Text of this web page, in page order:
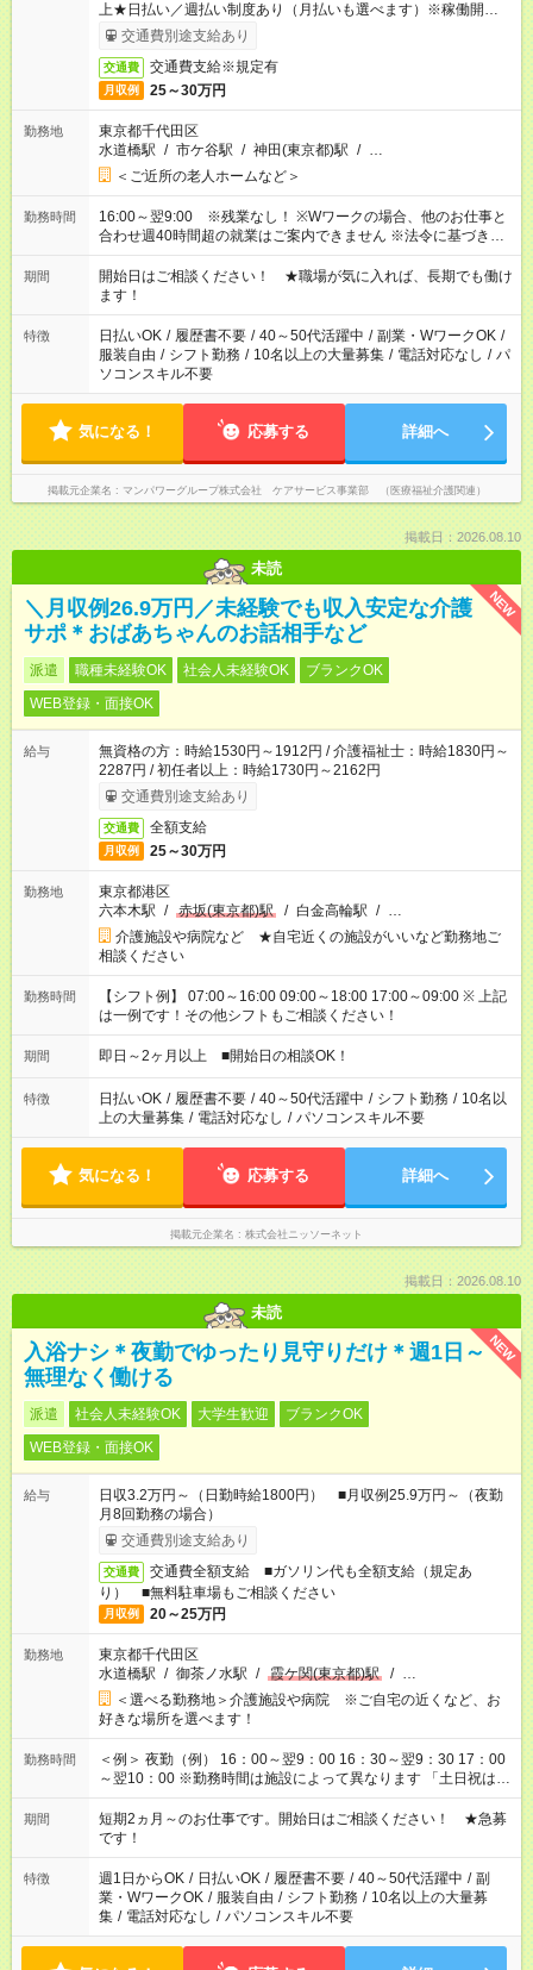
上★日払い／週払い制度あり（月払いも選べます）※稼働開始時
は手続き完了次第のお支払いとなります。
交通費別途支給あり
交通費 交通費支給※規定有
月収例 25～30万円
勤務地
東京都千代田区
水道橋駅 / 市ケ谷駅 / 神田(東京都)駅 / …
＜ご近所の老人ホームなど＞
勤務時間
16:00～翌9:00 ※残業なし！ ※Wワークの場合、他のお仕事と
合わせ週40時間超の就業はご案内できません ※法令に基づき、
週20時間以上勤務は社会保険への加入対象となります ※労働者
派遣法（日雇い派遣の原則禁止）により、短時間・短期間の就
業はご案内が難しい場合があります
期間
開始日はご相談ください！ ★職場が気に入れば、長期でも働け
ます！
特徴 日払いOK / 履歴書不要 / 40～50代活躍中 / 副業・WワークOK /
服装自由 / シフト勤務 / 10名以上の大量募集 / 電話対応なし / パ
ソコンスキル不要
気になる！ 応募する 詳細へ
掲載元企業名 マンパワーグループ株式会社 ケアサービス事業部 （医療福祉介護関連）
掲載日：2026.08.10
未読
NEW
＼月収例26.9万円／未経験でも収入安定な介護
サポ＊おばあちゃんのお話相手など
派遣 職種未経験OK 社会人未経験OK
ブランクOK
WEB登録・面接OK
給与
無資格の方：時給1530円～1912円 / 介護福祉士：時給1830円～
2287円 / 初任者以上：時給1730円～2162円
交通費別途支給あり
交通費 全額支給
月収例 25～30万円
勤務地
東京都港区
六本木駅 / 赤坂(東京都)駅 / 白金高輪駅 / …
介護施設や病院など ★自宅近くの施設がいいなど勤務地ご
相談ください
勤務時間
【シフト例】 07:00～16:00 09:00～18:00 17:00～09:00 ※ 上記
は一例です！その他シフトもご相談ください！
期間 即日～2ヶ月以上 ■開始日の相談OK！
特徴 日払いOK / 履歴書不要 / 40～50代活躍中 / シフト勤務 / 10名以
上の大量募集 / 電話対応なし / パソコンスキル不要
気になる！ 応募する 詳細へ
掲載元企業名 株式会社ニッソーネット
掲載日：2026.08.10
未読
NEW
入浴ナシ＊夜勤でゆったり見守りだけ＊週1日～
無理なく働ける
派遣 社会人未経験OK 大学生歓迎
ブランクOK
WEB登録・面接OK
給与
日収3.2万円～（日勤時給1800円） ■月収例25.9万円～（夜勤
月8回勤務の場合）
交通費別途支給あり
交通費
交通費全額支給 ■ガソリン代も全額支給（規定あ
り） ■無料駐車場もご相談ください
月収例 20～25万円
勤務地
東京都千代田区
水道橋駅 / 御茶ノ水駅 / 霞ケ関(東京都)駅 / …
＜選べる勤務地＞介護施設や病院 ※ご自宅の近くなど、お
好きな場所を選べます！
勤務時間
＜例＞ 夜勤（例） 16：00～翌9：00 16：30～翌9：30 17：00
～翌10：00 ※勤務時間は施設によって異なります 「土日祝は休
みたい」 「しっかり稼ぎたい」 「もう少し遅い時間から始めた
い」など ご希望にあったお仕事をご案内いたします。 ※未経験
の方の場合は1～2ヶ月間は日中での仕事を経験いただき、 お
仕事に慣れてからの夜勤になります。 ★家庭の都合でお休みが
必要な場合も遠慮なくご相談ください。
期間
短期2ヵ月～のお仕事です。開始日はご相談ください！ ★急募
です！
特徴 週1日からOK / 日払いOK / 履歴書不要 / 40～50代活躍中 / 副
業・WワークOK / 服装自由 / シフト勤務 / 10名以上の大量募
集 / 電話対応なし / パソコンスキル不要